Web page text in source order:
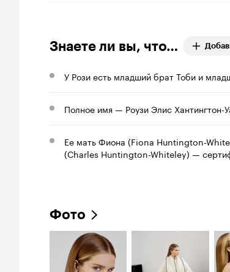
Знаете ли вы, что…
У Рози есть младший брат Тоби и
Полное имя — Роузи Элис
Ее мать Фиона (Fiona Huntington-
(Charles Huntington-Whiteley) —
Фото